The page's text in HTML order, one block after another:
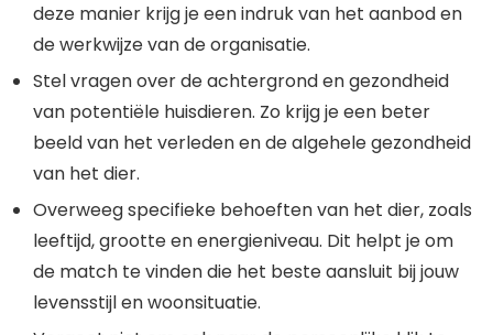
deze manier krijg je een indruk van het aanbod en
de werkwijze van de organisatie.
Stel vragen over de achtergrond en gezondheid
van potentiële huisdieren. Zo krijg je een beter
beeld van het verleden en de algehele gezondheid
van het dier.
Overweeg specifieke behoeften van het dier, zoals
leeftijd, grootte en energieniveau. Dit helpt je om
de match te vinden die het beste aansluit bij jouw
levensstijl en woonsituatie.